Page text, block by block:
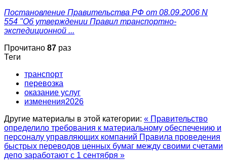
Постановление Правительства РФ от 08.09.2006 N
554 "Об утверждении Правил транспортно-
экспедиционной ...
Прочитано 87 раз
Теги
транспорт
перевозка
оказание услуг
изменения2026
Другие материалы в этой категории: « Правительство
определило требования к материальному обеспечению и
персоналу управляющих компаний Правила проведения
быстрых переводов ценных бумаг между своими счетами
депо заработают с 1 сентября »